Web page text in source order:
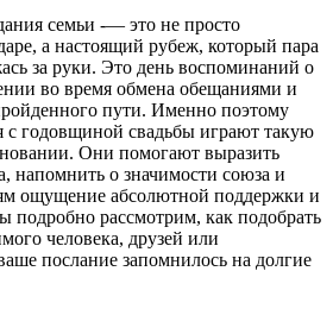
семьи -— это не просто
а настоящий рубеж, который пара
за руки. Это день воспоминаний о
во время обмена обещаниями и
пути. Именно поэтому
с годовщиной свадьбы играют такую
Они помогают выразить
напомнить о значимости союза и
ощущение абсолютной поддержки и
подробно рассмотрим, как подобрать
человека, друзей или
послание запомнилось на долгие